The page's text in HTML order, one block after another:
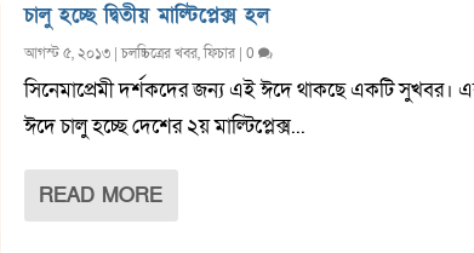
চালু হচ্ছে দ্বিতীয় মাল্টিপ্লেক্স হল
আগস্ট ৫, ২০১৩|চলচ্চিত্রের খবর,ফিচার| 0
সিনেমাপ্রেমী দর্শকদের জন্য এই ঈদে থাকছে একটি সুখবর।
ঈদে চালু হচ্ছে দেশের ২য় মাল্টিপ্লেক্স...
READ MORE